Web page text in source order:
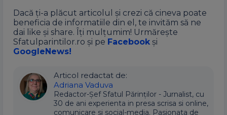
Dacă ți-a plăcut articolul și crezi că cineva poate
beneficia de informatiile din el, te invităm să ne
dai like și share. Îți mulțumim! Urmărește
Sfatulparintilor.ro și pe Facebook și
GoogleNews!
Articol redactat de:
Adriana Vaduva
Redactor-Șef Sfatul Părinților - Jurnalist, cu
30 de ani experienta in presa scrisa si online,
comunicare si social-media. Pasionata de